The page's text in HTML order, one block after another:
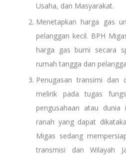
Usaha, dan Masyarakat.
Menetapkan harga gas
pelanggan kecil. BPH
harga gas bumi secara
rumah tangga dan
Penugasan transimi dan
melirik pada tugas
pengusahaan atau dunia
ranah yang dapat
Migas sedang
transmisi dan Wilayah